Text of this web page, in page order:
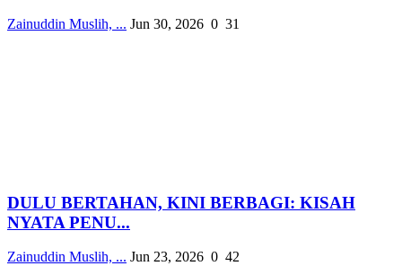
Zainuddin Muslih, ... Jun 30, 2026 0 31
DULU BERTAHAN, KINI BERBAGI: KISAH
NYATA PENU...
Zainuddin Muslih, ... Jun 23, 2026 0 42